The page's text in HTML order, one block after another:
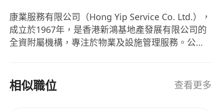
康業服務有限公司（Hong Yip Service Co. Ltd.），
成立於1967年，是香港新鴻基地產發展有限公司的
全資附屬機構，專注於物業及設施管理服務。公司
化了其在行業中的領導地位。康業服務的業務範圍
廣泛，管理的物業超過1700幢，範疇包括私人住
相似職位 查看更多